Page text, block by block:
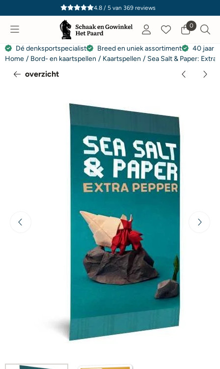
Cookievoorkeuren zijn momenteel gesloten.
4.8 / 5van 369reviews
0
Dé denksportspecialist Breed en uniek assortiment
40 jaar
Home / Bord- en kaartspellen / Kaartspellen / Sea Salt & Paper: Extra
overzicht